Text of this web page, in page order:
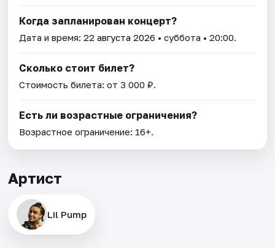
Когда запланирован концерт?
Дата и время:22 августа 2026 • суббота • 20:00.
Сколько стоит билет?
Стоимость билета: от 3 000 ₽.
Есть ли возрастные ограничения?
Возрастное ограничение: 16+.
Артист
Lil Pump